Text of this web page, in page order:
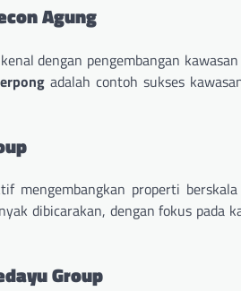
Agung
dengan pengembangan
adalah contoh sukses
mengembangkan properti
dibicarakan, dengan fokus pada
Group